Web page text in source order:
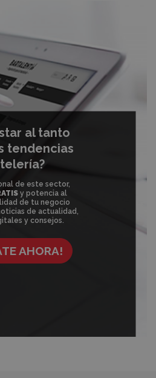
al tanto
tendencias
de este sector,
y potencia al
de tu negocio
de actualidad,
y consejos.
AHORA!